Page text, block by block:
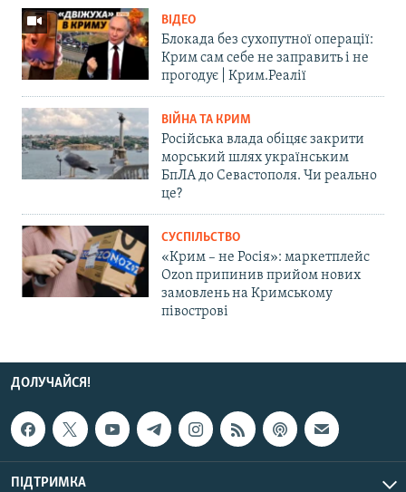
ВІДЕО
Блокада без сухопутної операції:
Крим сам себе не заправить і не
прогодує | Крим.Реалії
ВІЙНА ТА КРИМ
Російська влада обіцяє закрити
морський шлях українським
БпЛА до Севастополя. Чи реально
це?
СУСПІЛЬСТВО
«Крим – не Росія»: маркетплейс
Ozon припинив прийом нових
замовлень на Кримському
півострові
ДОЛУЧАЙСЯ!
ПІДТРИМКА